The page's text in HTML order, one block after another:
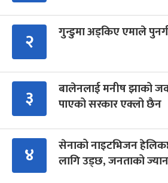
२ गुन्डुमा अड्किए एमाले
३
बालेनलाई मनीष झाको
पाएको सरकार एक्लो छैन
४
सेनाको नाइटभिजन
लागि उड्छ, जनताको